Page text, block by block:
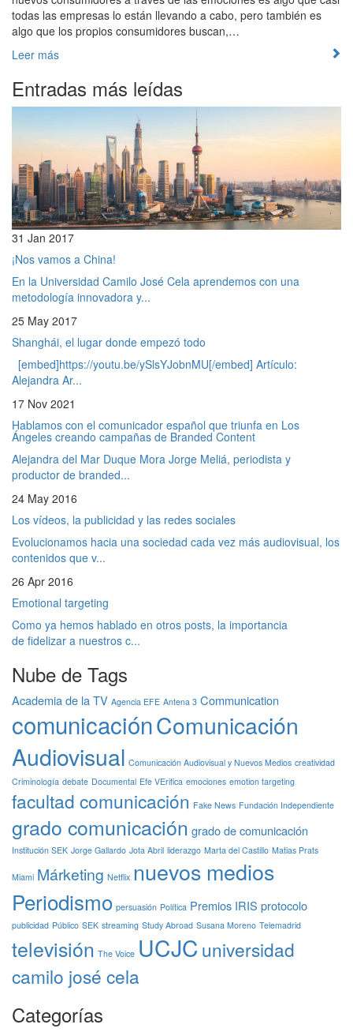
todas las empresas lo están llevando a cabo, pero también es
algo que los propios consumidores buscan,…
Leer más
Entradas más leídas
31 Jan 2017
¡Nos vamos a China!
En la Universidad Camilo José Cela aprendemos con una
metodología innovadora y...
25 May 2017
Shanghái, el lugar donde empezó todo
[embed]https://youtu.be/ySlsYJobnMU[/embed] Artículo:
Alejandra Ar...
17 Nov 2021
Hablamos con el comunicador español que triunfa en Los
Ángeles creando campañas de Branded Content
Alejandra del Mar Duque Mora Jorge Meliá, periodista y
productor de branded...
24 May 2016
Los vídeos, la publicidad y las redes sociales
Evolucionamos hacia una sociedad cada vez más audiovisual, los
contenidos que v...
26 Apr 2016
Emotional targeting
Como ya hemos hablado en otros posts, la importancia
de fidelizar a nuestros c...
Nube de Tags
Academia de la TV Agencia EFE Antena 3 Communication
comunicaciónComunicación
Audiovisual Comunicación Audiovisual y Nuevos Medios creatividad
Criminología debate Documental Efe VErifica emociones emotion targeting
facultad comunicación Fake News Fundación Independiente
grado comunicación grado de comunicación
Institución SEK Jorge Gallardo Jota Abril liderazgo Marta del Castillo Matias Prats
Miami Márketing Netflix nuevos medios
Periodismo persuasión Política Premios IRIS protocolo
publicidad Público SEK streaming Study Abroad Susana Moreno Telemadrid
televisión The Voice UCJCuniversidad
camilo josé cela
Categorías